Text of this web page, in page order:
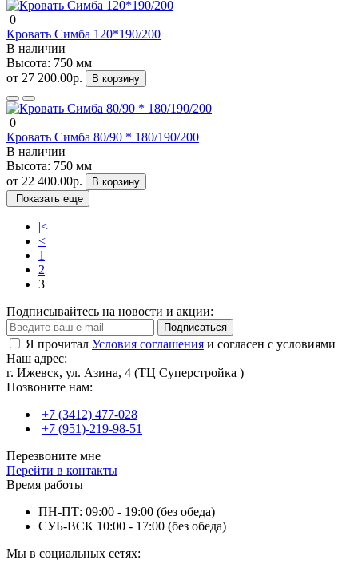
0
Кровать Симба 120*190/200
В наличии
Высота: 750 мм
от 27 200.00р.
В корзину
0
Кровать Симба 80/90 * 180/190/200
В наличии
Высота: 750 мм
от 22 400.00р.
В корзину
Показать еще
|<
<
1
2
3
Подписывайтесь на новости и акции:
Подписаться
Я прочитал Условия соглашения и согласен с условиями
Наш адрес:
г. Ижевск, ул. Азина, 4 (ТЦ Суперстройка )
Позвоните нам:
+7 (3412) 477-028
+7 (951)-219-98-51
Перезвоните мне
Перейти в контакты
Время работы
ПН-ПТ: 09:00 - 19:00 (без обеда)
СУБ-ВСК 10:00 - 17:00 (без обеда)
Мы в социальных сетях: